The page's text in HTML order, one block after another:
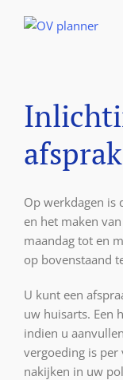
Op werkdagen is
en het maken
maandag tot en
op bovenstaand
U kunt een
uw huisarts. Een
indien u
vergoeding is per
nakijken in uw